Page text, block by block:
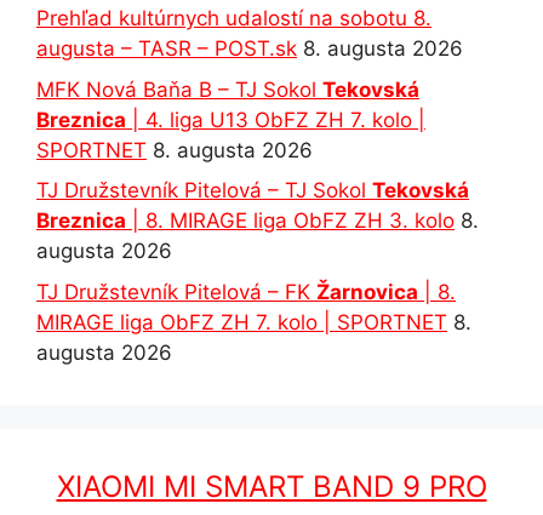
Prehľad kultúrnych udalostí na sobotu 8.
augusta – TASR – POST.sk 8. augusta 2026
MFK Nová Baňa B – TJ Sokol Tekovská
Breznica | 4. liga U13 ObFZ ZH 7. kolo |
SPORTNET 8. augusta 2026
TJ Družstevník Pitelová – TJ Sokol Tekovská
Breznica | 8. MIRAGE liga ObFZ ZH 3. kolo 8.
augusta 2026
TJ Družstevník Pitelová – FK Žarnovica | 8.
MIRAGE liga ObFZ ZH 7. kolo | SPORTNET 8.
augusta 2026
XIAOMI MI SMART BAND 9 PRO